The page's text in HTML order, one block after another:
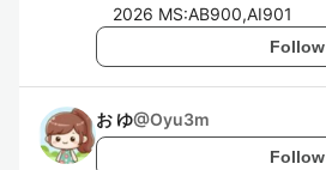
2026 MS:AB900,AI901
Follow
お ゆ@Oyu3m
Follow